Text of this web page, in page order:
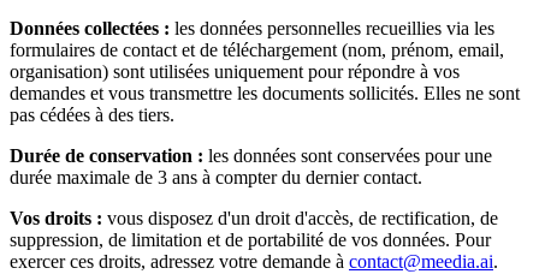
Données collectées : les données personnelles recueillies via les
formulaires de contact et de téléchargement (nom, prénom, email,
organisation) sont utilisées uniquement pour répondre à vos
demandes et vous transmettre les documents sollicités. Elles ne sont
pas cédées à des tiers.
Durée de conservation : les données sont conservées pour une
durée maximale de 3 ans à compter du dernier contact.
Vos droits : vous disposez d'un droit d'accès, de rectification, de
suppression, de limitation et de portabilité de vos données. Pour
exercer ces droits, adressez votre demande à contact@meedia.ai.